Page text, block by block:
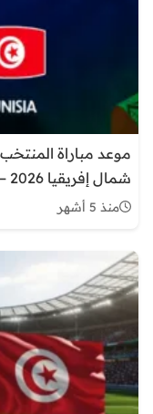
شمال إفريقيا 2026 – شاهد البث الرسمي
منذ 5 أشهر